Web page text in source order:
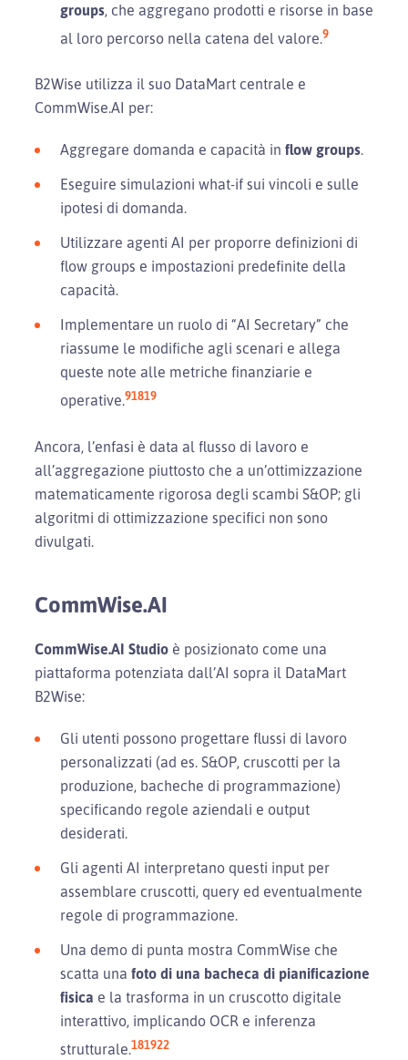
groups, che aggregano prodotti e risorse in base
al loro percorso nella catena del valore.9
B2Wise utilizza il suo DataMart centrale e
CommWise.AI per:
Aggregare domanda e capacità in flow groups.
Eseguire simulazioni what-if sui vincoli e sulle
ipotesi di domanda.
Utilizzare agenti AI per proporre definizioni di
flow groups e impostazioni predefinite della
capacità.
Implementare un ruolo di “AI Secretary” che
riassume le modifiche agli scenari e allega
queste note alle metriche finanziarie e
operative.91819
Ancora, l’enfasi è data al flusso di lavoro e
all’aggregazione piuttosto che a un’ottimizzazione
matematicamente rigorosa degli scambi S&OP; gli
algoritmi di ottimizzazione specifici non sono
divulgati.
CommWise.AI
CommWise.AI Studio è posizionato come una
piattaforma potenziata dall’AI sopra il DataMart
B2Wise:
Gli utenti possono progettare flussi di lavoro
personalizzati (ad es. S&OP, cruscotti per la
produzione, bacheche di programmazione)
specificando regole aziendali e output
desiderati.
Gli agenti AI interpretano questi input per
assemblare cruscotti, query ed eventualmente
regole di programmazione.
Una demo di punta mostra CommWise che
scatta una foto di una bacheca di pianificazione
fisica e la trasforma in un cruscotto digitale
interattivo, implicando OCR e inferenza
strutturale.181922